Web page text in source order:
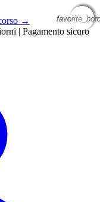
→
| Pagamento sicuro